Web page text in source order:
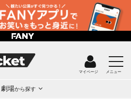
マイページ メニュー
劇場から探す